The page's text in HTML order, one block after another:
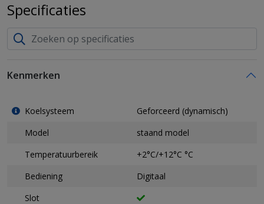
Specificaties
Kenmerken
Koelsysteem
Geforceerd (dynamisch)
Model
staand model
Temperatuurbereik
+2°C/+12°C °C
Bediening
Digitaal
Slot